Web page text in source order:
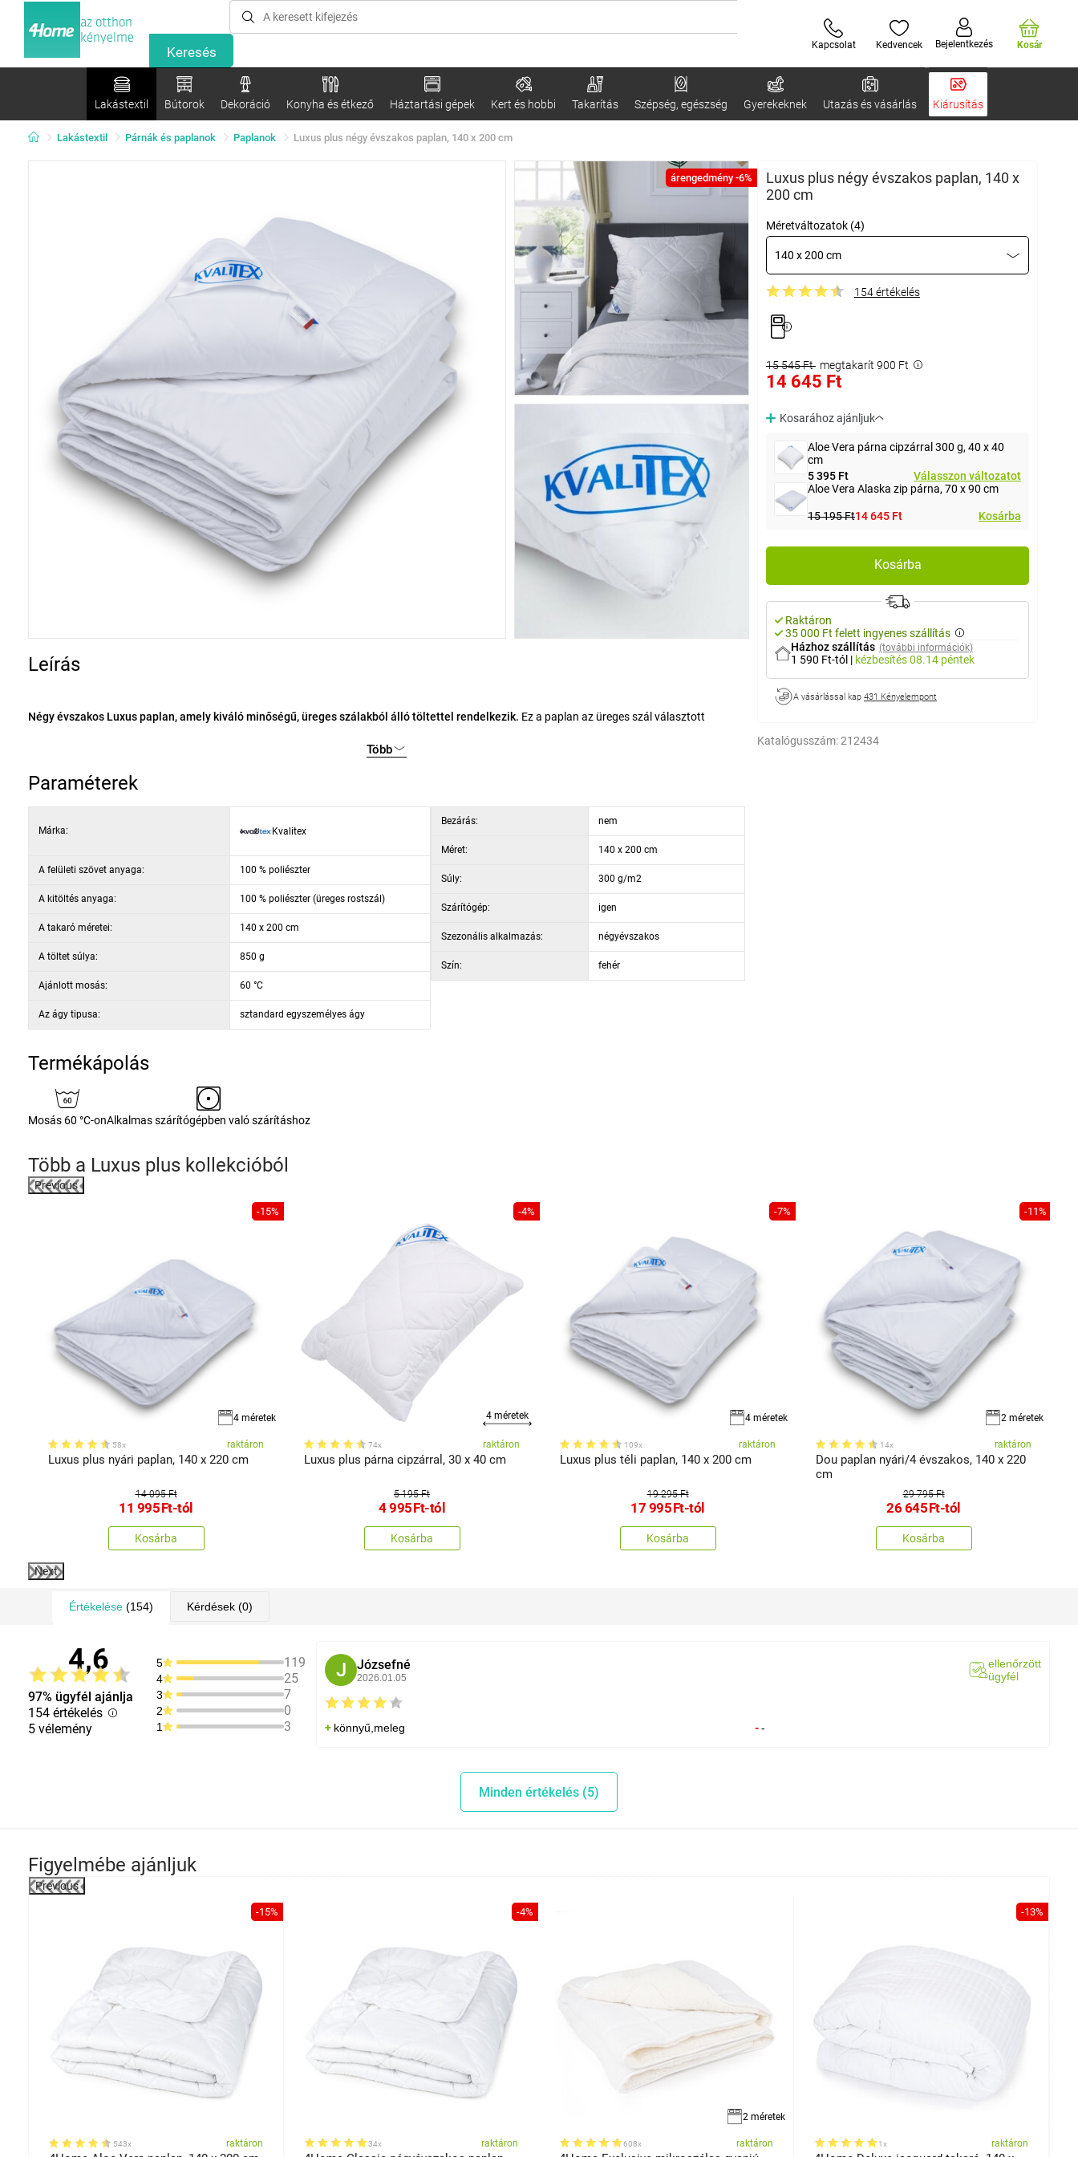
az otthon
kényelme
Kapcsolat Kedvencek Bejelentkezés Kosár
Lakástextil Bútorok Dekoráció Konyha és étkező Háztartási gépek Kert és hobbi Takarítás Szépség, egészség Gyerekeknek Utazás és vásárlás Kiárusítás
Lakástextil Párnák és paplanok Paplanok Luxus plus négy évszakos paplan, 140 x 200 cm
árengedmény -6%
Luxus plus négy évszakos paplan, 140 x
200 cm
Méretváltozatok (4)
140 x 200 cm
154 értékelés
15 545 Ft megtakarít 900 Ft
14 645 Ft
Kosarához ajánljuk
Aloe Vera párna cipzárral 300 g, 40 x 40
cm
5 395 Ft
Válasszon változatot
Aloe Vera Alaska zip párna, 70 x 90 cm
15 195 Ft14 645 Ft Kosárba
Kosárba
Raktáron
35 000 Ft felett ingyenes szállítás
Házhoz szállítás (további információk)
1 590 Ft-tól | kézbesítés08.14 péntek
A vásárlással kap 431 Kényelempont
Katalógusszám:212434
Leírás
Négy évszakos Luxus paplan, amely kiváló minőségű, üreges szálakból álló töltettel rendelkezik. Ez a paplan az üreges szál választott
Több
Paraméterek
Márka: Kvalitex
A felületi szövet anyaga: 100 % poliészter
A kitöltés anyaga: 100 % poliészter (üreges rostszál)
A takaró méretei: 140 x 200 cm
A töltet súlya: 850 g
Ajánlott mosás: 60 °C
Az ágy tipusa: sztandard egyszemélyes ágy
Bezárás: nem
Méret: 140 x 200 cm
Súly: 300 g/m2
Szárítógép: igen
Szezonális alkalmazás: négyévszakos
Szín: fehér
Termékápolás
Mosás 60 °C-onAlkalmas szárítógépben való szárításhoz
Több a Luxus plus kollekcióból
Previous
-15%
4 méretek
58x raktáron
Luxus plus nyári paplan, 140 x 220 cm
14 095 Ft
11 995Ft-tól
Kosárba
-4%
4 méretek
74x raktáron
Luxus plus párna cipzárral, 30 x 40 cm
5 195 Ft
4 995Ft-tól
Kosárba
-7%
4 méretek
109x raktáron
Luxus plus téli paplan, 140 x 200 cm
19 295 Ft
17 995Ft-tól
Kosárba
-11%
2 méretek
14x raktáron
Dou paplan nyári/4 évszakos, 140 x 220
cm
29 795 Ft
26 645Ft-tól
Kosárba
Next
Értékelése (154) Kérdések (0)
4,6
97% ügyfél ajánlja
154 értékelés
5 vélemény
5 119
4 25
3 7
2 0
1 3
J Józsefné
2026.01.05
ellenőrzött
ügyfél
könnyű,meleg -
Minden értékelés (5)
Figyelmébe ajánljuk
Previous
-15%
543x raktáron
-4%
34x raktáron
2 méretek
608x raktáron
-13%
1x raktáron